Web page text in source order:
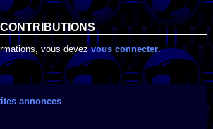
vous devezvous connecter.
annonces